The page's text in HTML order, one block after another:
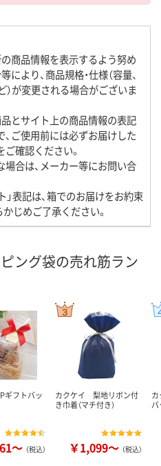
商品情報を表示するよう努め
より、商品規格・仕様（容量、
）が変更される場合がございま
とサイト上の商品情報の表記
ご使用前には必ずお届けした
確認ください。
合は、メーカー等にお問い合
」表記は、箱でのお届けをお約束
じめご了承ください。
ング袋の売れ筋ラン
フトバッ
～ （税込）
カクケイ 梨地リボン付
き巾着（マチ付き）
￥1,099～ （税込）